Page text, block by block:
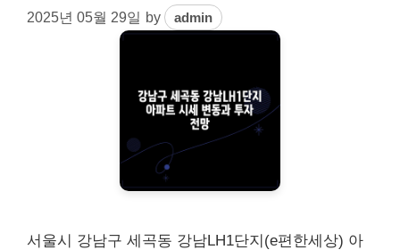
2025년 05월 29일 by admin
서울시 강남구 세곡동 강남LH1단지(e편한세상) 아